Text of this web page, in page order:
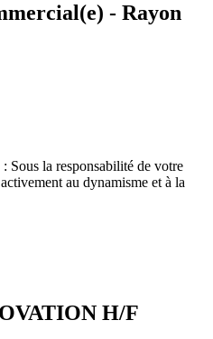
- Rayon
Sous la responsabilité de votre
au dynamisme et à la
H/F